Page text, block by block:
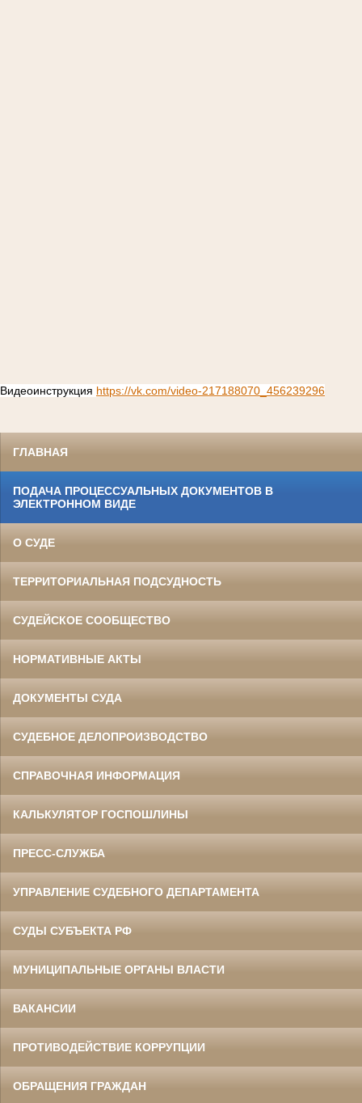
Видеоинструкция https://vk.com/video-217188070_456239296
ГЛАВНАЯ
ПОДАЧА ПРОЦЕССУАЛЬНЫХ ДОКУМЕНТОВ В
ЭЛЕКТРОННОМ ВИДЕ
О СУДЕ
ТЕРРИТОРИАЛЬНАЯ ПОДСУДНОСТЬ
СУДЕЙСКОЕ СООБЩЕСТВО
НОРМАТИВНЫЕ АКТЫ
ДОКУМЕНТЫ СУДА
СУДЕБНОЕ ДЕЛОПРОИЗВОДСТВО
СПРАВОЧНАЯ ИНФОРМАЦИЯ
КАЛЬКУЛЯТОР ГОСПОШЛИНЫ
ПРЕСС-СЛУЖБА
УПРАВЛЕНИЕ СУДЕБНОГО ДЕПАРТАМЕНТА
СУДЫ СУБЪЕКТА РФ
МУНИЦИПАЛЬНЫЕ ОРГАНЫ ВЛАСТИ
ВАКАНСИИ
ПРОТИВОДЕЙСТВИЕ КОРРУПЦИИ
ОБРАЩЕНИЯ ГРАЖДАН